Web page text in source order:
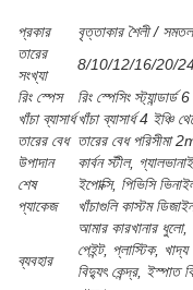
প্রকার
বৃত্তাকার শৈলী / সমতল
তারের
সংখ্যা
8/10/12/16/20/24
রিং স্পেস
রিং স্পেসিং স্ট্যান্ডার্ড
খাঁচা ব্যাসার্ধখাঁচা ব্যাসার্ধ 4 ইঞ্চি
তারের বেধ তারের বেধ পরিসীমা
উপাদান
কার্বন স্টীল,
শেষ
ইপোক্সি, পিভিসি
প্যাকেজ
খাঁচাগুলি কাস্টম
ব্যবহার
আমার কারখানার ধুলো,
পেইন্ট, প্লাস্টিক,
বিদ্যুৎ কেন্দ্র, ইস্পাত